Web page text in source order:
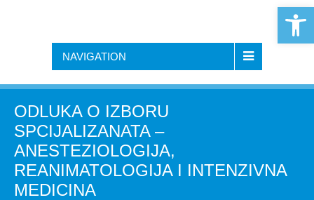
NAVIGATION
ODLUKA O IZBORU
SPCIJALIZANATA –
ANESTEZIOLOGIJA,
REANIMATOLOGIJA I INTENZIVNA
MEDICINA